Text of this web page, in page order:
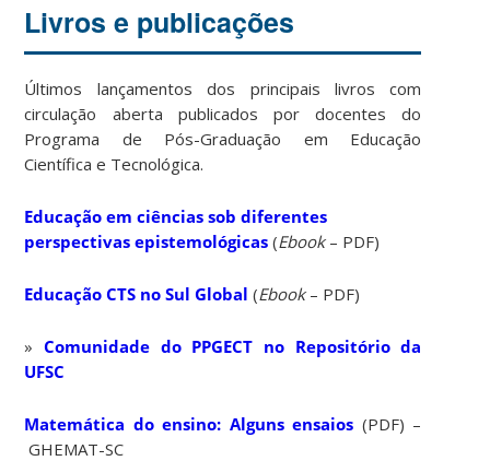
Livros e publicações
Últimos lançamentos dos principais livros com
circulação aberta publicados por docentes do
Programa de Pós-Graduação em Educação
Científica e Tecnológica.
Educação em ciências sob diferentes
perspectivas epistemológicas (Ebook– PDF)
Educação CTS no Sul Global (Ebook– PDF)
»Comunidade do PPGECT no Repositório da
UFSC
Matemática do ensino: Alguns ensaios (PDF) –
GHEMAT-SC